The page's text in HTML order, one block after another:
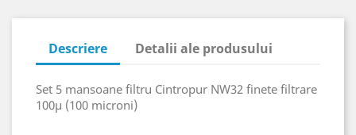
Descriere Detalii ale produsului
Set 5 mansoane filtru Cintropur NW32 finete filtrare
100µ (100 microni)